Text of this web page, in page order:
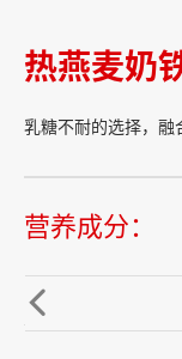
热燕麦奶
乳糖不耐的选择，融
营养成分：
